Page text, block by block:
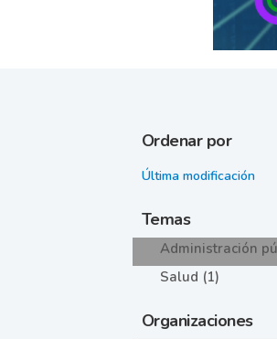
Ordenar por
Temas
Administración
Salud (1)
Organizaciones